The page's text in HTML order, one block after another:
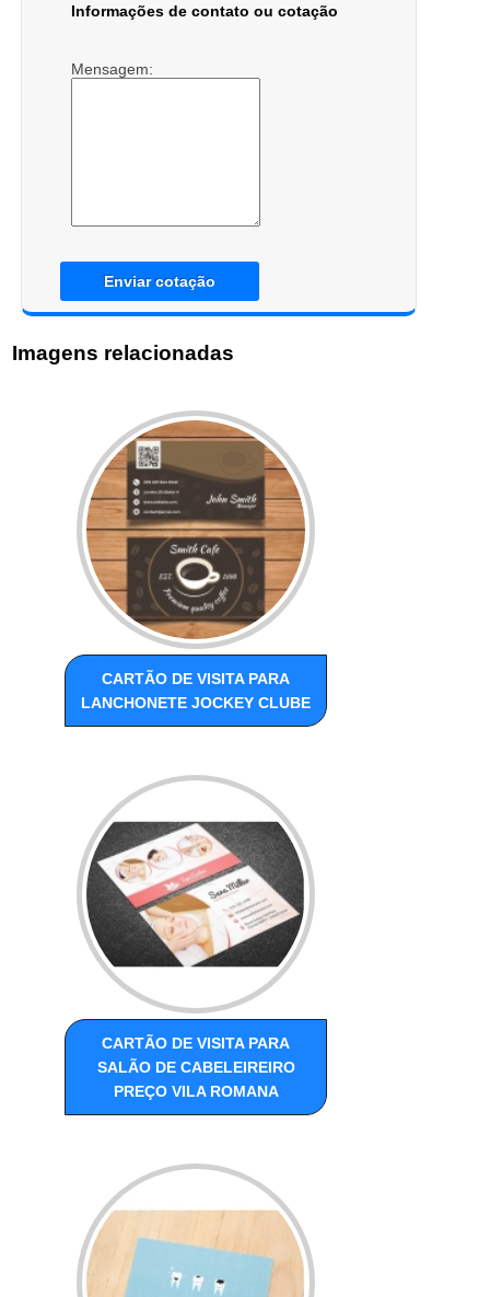
Informações de contato ou cotação
Mensagem:
Enviar cotação
Imagens relacionadas
CARTÃO DE VISITA PARA
LANCHONETE JOCKEY CLUBE
CARTÃO DE VISITA PARA
SALÃO DE CABELEIREIRO
PREÇO VILA ROMANA